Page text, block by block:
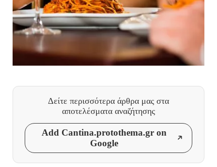
Δείτε περισσότερα άρθρα μας στα
αποτελέσματα αναζήτησης
Add Cantina.protothema.gr on
Google